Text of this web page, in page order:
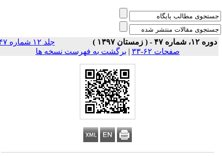
۱۲، شماره ۴۷ - ( زمستان ۱۳۹۷ )
جلد ۱۲ شماره ۴۷
صفحات ۶۲-۳۳
|برگشت به فهرست نسخه ها